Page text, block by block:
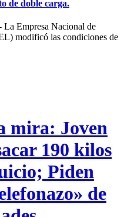
de doble carga.
Empresa Nacional de
modificó las condiciones de
mira: Joven
190 kilos
Piden
de